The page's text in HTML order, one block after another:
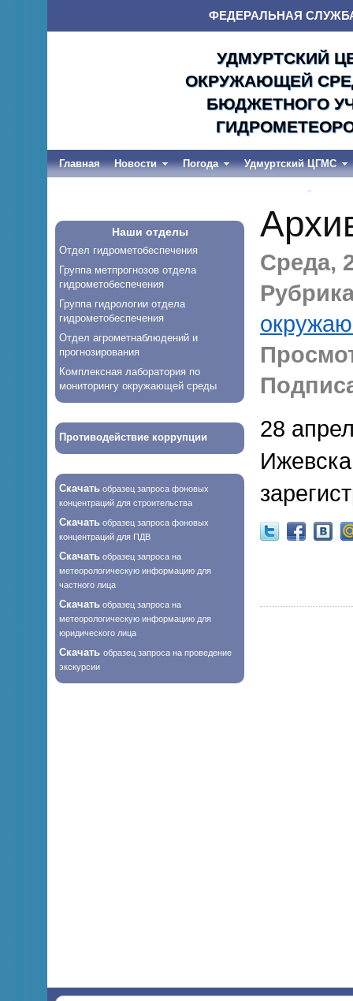
ФЕДЕРАЛЬНАЯ
УДМУРТСКИЙ
ОКРУЖАЮЩЕЙ
БЮДЖЕТНОГО
Главная Новости Погода Удмуртский ЦГМС
Наши отделы
Отдел гидрометобеспечения
Группа метпрогнозов отдела
гидрометобеспечения
Группа гидрологии отдела
гидрометобеспечения
Отдел агрометнаблюдений и
прогнозирования
Комплексная лаборатория по
мониторингу окружающей среды
Противодействие коррупции
Скачать образец запроса фоновых
концентраций для строительства
Скачать образец запроса фоновых
концентраций для ПДВ
Скачать образец запроса на
метеорологическую информацию для
частного лица
Скачать образец запроса на
метеорологическую информацию для
юридического лица
Скачать образец запроса на проведение
экскурсии
Среда,
28